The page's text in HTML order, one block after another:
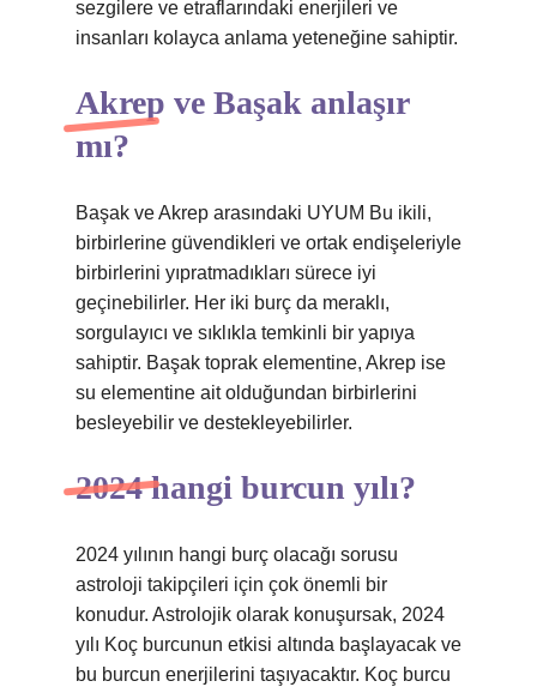
sezgilere ve etraflarındaki enerjileri ve
insanları kolayca anlama yeteneğine sahiptir.
Akrep ve Başak anlaşır
mı?
Başak ve Akrep arasındaki UYUM Bu ikili,
birbirlerine güvendikleri ve ortak endişeleriyle
birbirlerini yıpratmadıkları sürece iyi
geçinebilirler. Her iki burç da meraklı,
sorgulayıcı ve sıklıkla temkinli bir yapıya
sahiptir. Başak toprak elementine, Akrep ise
su elementine ait olduğundan birbirlerini
besleyebilir ve destekleyebilirler.
2024 hangi burcun yılı?
2024 yılının hangi burç olacağı sorusu
astroloji takipçileri için çok önemli bir
konudur. Astrolojik olarak konuşursak, 2024
yılı Koç burcunun etkisi altında başlayacak ve
bu burcun enerjilerini taşıyacaktır. Koç burcu